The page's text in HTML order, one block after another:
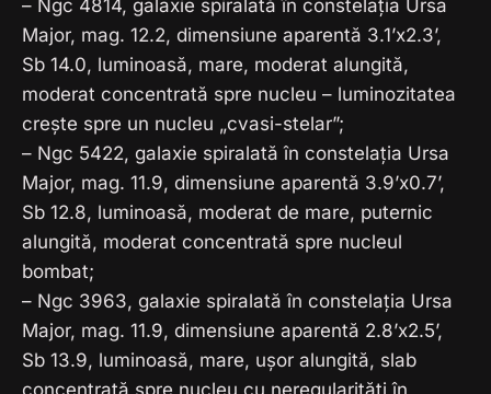
– Ngc 4814, galaxie spiralată în constelația Ursa
Major, mag. 12.2, dimensiune aparentă 3.1’x2.3’,
Sb 14.0, luminoasă, mare, moderat alungită,
moderat concentrată spre nucleu – luminozitatea
crește spre un nucleu „cvasi-stelar”;
– Ngc 5422, galaxie spiralată în constelația Ursa
Major, mag. 11.9, dimensiune aparentă 3.9’x0.7’,
Sb 12.8, luminoasă, moderat de mare, puternic
alungită, moderat concentrată spre nucleul
bombat;
– Ngc 3963, galaxie spiralată în constelația Ursa
Major, mag. 11.9, dimensiune aparentă 2.8’x2.5’,
Sb 13.9, luminoasă, mare, ușor alungită, slab
concentrată spre nucleu cu neregularități în